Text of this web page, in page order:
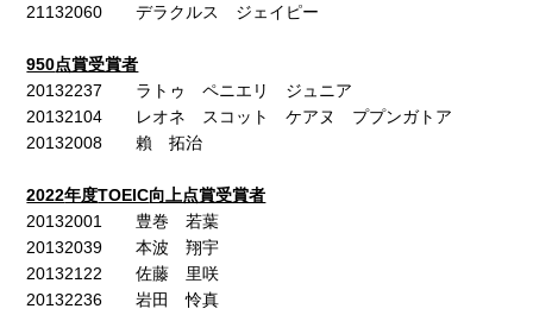
21132060 デラクルス ジェイピー
950点賞受賞者
20132237 ラトゥ ペニエリ ジュニア
20132104 レオネ スコット ケアヌ ププンガトア
20132008 賴 拓治
2022年度TOEIC向上点賞受賞者
20132001 豊巻 若葉
20132039 本波 翔宇
20132122 佐藤 里咲
20132236 岩田 怜真